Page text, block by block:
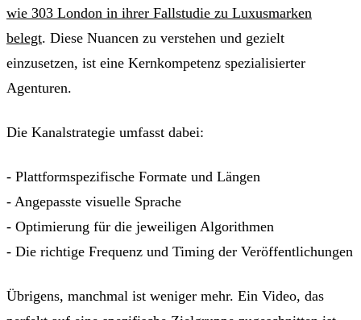
wie 303 London in ihrer Fallstudie zu Luxusmarken
belegt. Diese Nuancen zu verstehen und gezielt
einzusetzen, ist eine Kernkompetenz spezialisierter
Agenturen.
Die Kanalstrategie umfasst dabei:
- Plattformspezifische Formate und Längen
- Angepasste visuelle Sprache
- Optimierung für die jeweiligen Algorithmen
- Die richtige Frequenz und Timing der Veröffentlichungen
Übrigens, manchmal ist weniger mehr. Ein Video, das